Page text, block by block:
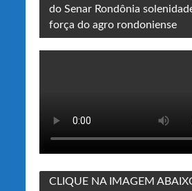
do Senar Rondônia
força do agro rondoniense
CLIQUE NA IMAGEM